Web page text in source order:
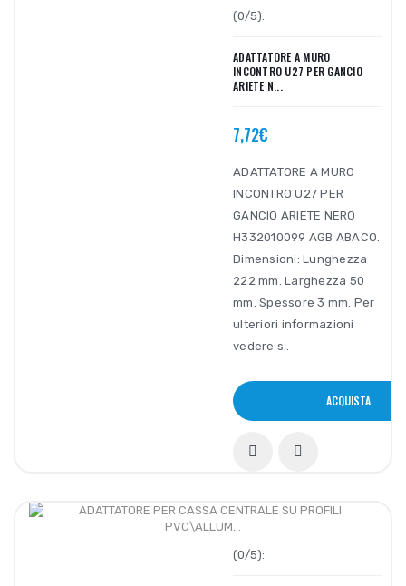
(0/5):
ADATTATORE A MURO
INCONTRO U27 PER GANCIO
ARIETE N...
7,72€
ADATTATORE A MURO
INCONTRO U27 PER
GANCIO ARIETE NERO
H332010099 AGB ABACO.
Dimensioni: Lunghezza
222 mm. Larghezza 50
mm. Spessore 3 mm. Per
ulteriori informazioni
vedere s..
ACQUISTA
(0/5):